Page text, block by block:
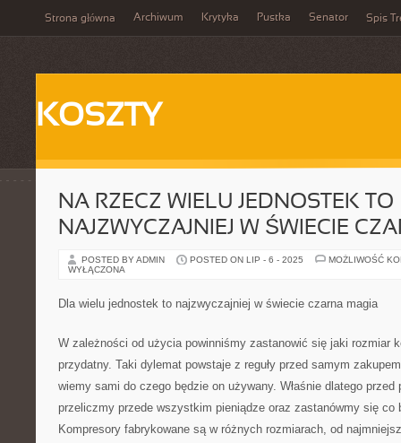
Strona główna Archiwum Krytyka Pustka Senator Spis
KOSZTY
NA RZECZ WIELU JEDNOSTEK TO
NAJZWYCZAJNIEJ W ŚWIECIE
POSTED BY ADMIN POSTED ON LIP - 6 - 2025
MOŻLIWOŚĆ
WYŁĄCZONA
Dla wielu jednostek to najzwyczajniej w świecie czarna magia
W zależności od użycia powinniśmy zastanowić się jaki rozmiar
przydatny. Taki dylemat powstaje z reguły przed samym
wiemy sami do czego będzie on używany. Właśnie dlatego przed
przeliczmy przede wszystkim pieniądze oraz zastanówmy się co
Kompresory fabrykowane są w różnych rozmiarach, od